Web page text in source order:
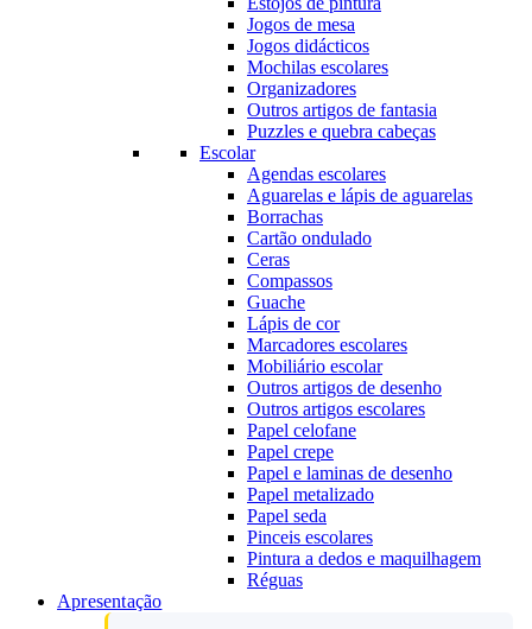
Jogos de mesa
Jogos didácticos
Mochilas escolares
Organizadores
Outros artigos de fantasia
Puzzles e quebra cabeças
Escolar
Agendas escolares
Aguarelas e lápis de aguarelas
Borrachas
Cartão ondulado
Ceras
Compassos
Guache
Lápis de cor
Marcadores escolares
Mobiliário escolar
Outros artigos de desenho
Outros artigos escolares
Papel celofane
Papel crepe
Papel e laminas de desenho
Papel metalizado
Papel seda
Pinceis escolares
Pintura a dedos e maquilhagem
Réguas
Apresentação